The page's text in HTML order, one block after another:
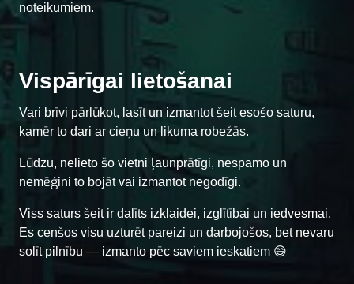
noteikumiem.
Vispārīgai lietošanai
Vari brīvi pārlūkot, lasīt un izmantot šeit esošo saturu,
kamēr to dari ar cieņu un likuma robežās.
Lūdzu, nelieto šo vietni ļaunprātīgi, nespamo un
nemēģini to bojāt vai izmantot negodīgi.
Viss saturs šeit ir dalīts izklaidei, izglītībai un iedvesmai.
Es cenšos visu uzturēt pareizi un darbojošos, bet nevaru
solīt pilnību — izmanto pēc saviem ieskatiem 😄